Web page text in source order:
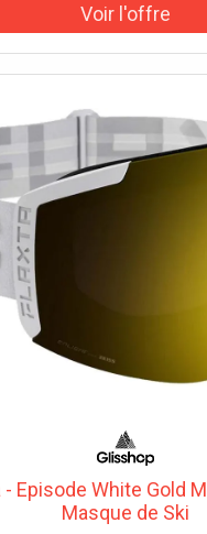
- Episode White Gold
Masque de Ski